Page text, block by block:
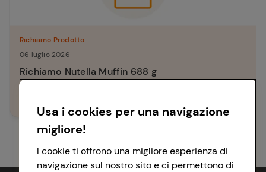
Richiamo Prodotto
06 luglio 2026
Richiamo Nutella Muffin 688 g
Usa i cookies per una navigazione
migliore!
I cookie ti offrono una migliore esperienza di
navigazione sul nostro sito e ci permettono di